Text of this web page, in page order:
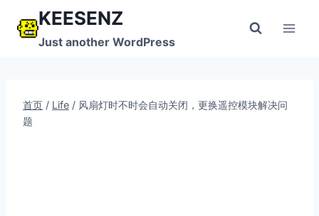
KEESENZ
Just another WordPress
首页 / Life / 风扇灯时不时会自动关闭，更换遥控模块解决问
题